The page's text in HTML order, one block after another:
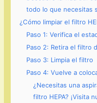
todo lo que necesitas
¿Cómo limpiar el filtro
Paso 1: Verifica el
Paso 2: Retira el filtro
Paso 3: Limpia el filtro
Paso 4: Vuelve a
¿Necesitas una
filtro HEPA? ¡Visita